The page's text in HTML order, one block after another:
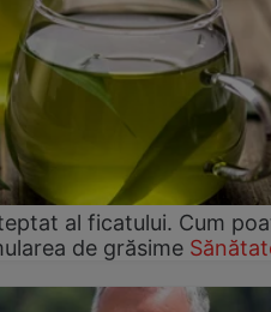
al ficatului. Cum
de grăsime